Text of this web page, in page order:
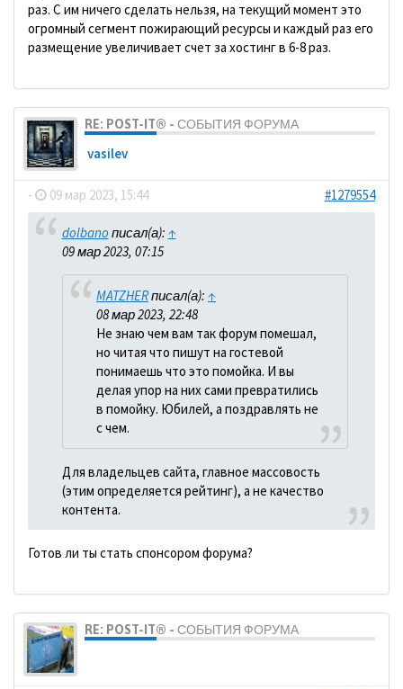
раз. С им ничего сделать нельзя, на текущий момент это
огромный сегмент пожирающий ресурсы и каждый раз его
размещение увеличивает счет за хостинг в 6-8 раз.
RE: POST-IT® - СОБЫТИЯ ФОРУМА
vasilev
- 09 мар 2023, 15:44 #1279554
dolbano писал(а): ↑
09 мар 2023, 07:15
MATZHERписал(а): ↑
08 мар 2023, 22:48
Не знаю чем вам так форум помешал,
но читая что пишут на гостевой
понимаешь что это помойка. И вы
делая упор на них сами превратились
в помойку. Юбилей, а поздравлять не
с чем.
Для владельцев сайта, главное массовость
(этим определяется рейтинг), а не качество
контента.
Готов ли ты стать спонсором форума?
RE: POST-IT® - СОБЫТИЯ ФОРУМА